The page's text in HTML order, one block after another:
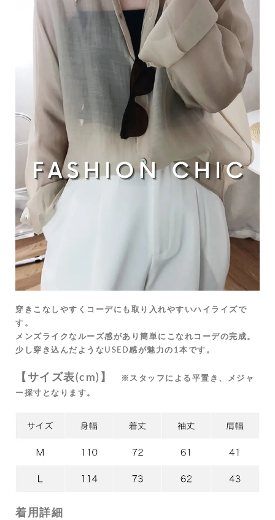
穿きこなしやすくコーデにも取り入れやすいハイライズで
す。
メンズライクなルーズ感があり簡単にこなれコーデの完成。
少し穿き込んだようなUSED感が魅力の1本です。
【サイズ表(cm)】
※スタッフによる平置き、メジャ
ー採寸となります。
着用詳細